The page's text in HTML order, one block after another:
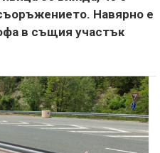
Навярно е
в същия участък